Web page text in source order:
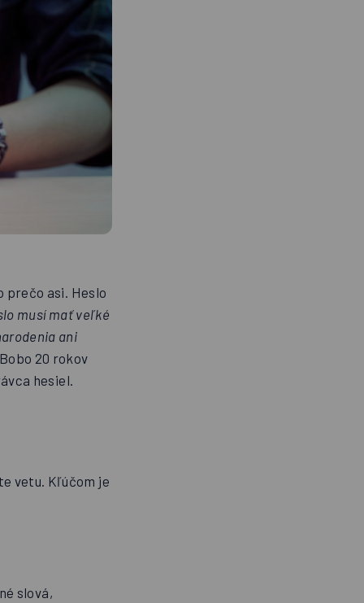
prečo asi. Heslo
musí mať veľké
ani
20 rokov
hesiel.
vetu. Kľúčom je
slová,